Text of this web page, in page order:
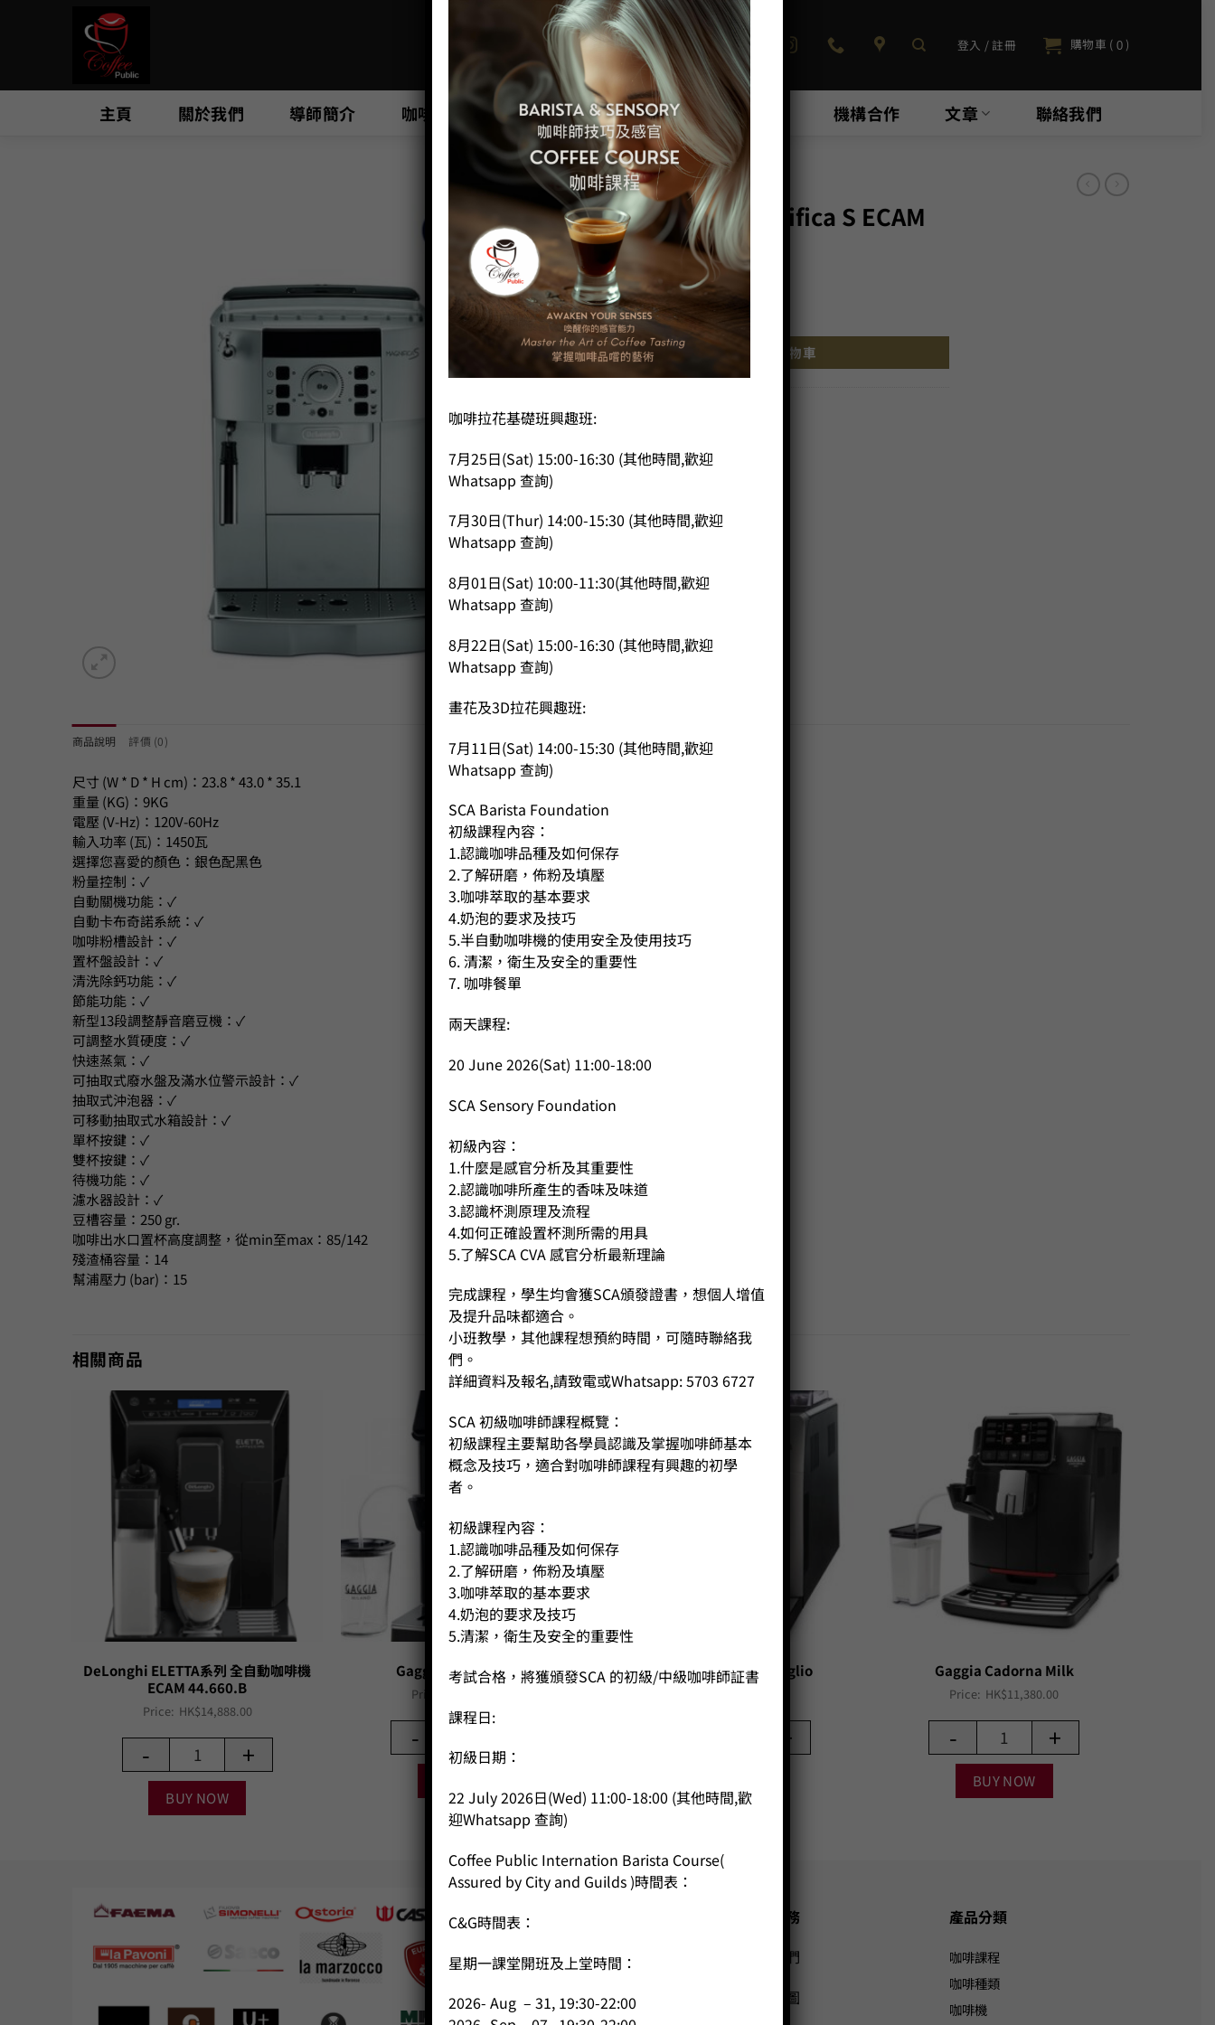
登入 / 註冊 購物車 ( 0 )
主頁 關於我們 導師簡介 咖啡班/工作坊 商店 優惠最新產品推介 機構合作 文章 聯絡我們
首頁 / 咖啡機 / 全自動咖啡機
DeLonghi Magnifica S ECAM
22.110.SB
HK$5,888.00
DeLonghi Magnifica S ECAM 22.110.SB 數量
加入購物車
商品說明 評價 (0)
尺寸 (W * D * H cm)：23.8 * 43.0 * 35.1
重量 (KG)：9KG
電壓 (V-Hz)：120V-60Hz
輸入功率 (瓦)：1450瓦
選擇您喜愛的顏色：銀色配黑色
粉量控制：✓
自動關機功能：✓
自動卡布奇諾系統：✓
咖啡粉槽設計：✓
置杯盤設計：✓
清洗除鈣功能：✓
節能功能：✓
新型13段調整靜音磨豆機：✓
可調整水質硬度：✓
快速蒸氣：✓
可抽取式廢水盤及滿水位警示設計：✓
抽取式沖泡器：✓
可移動抽取式水箱設計：✓
單杯按鍵：✓
雙杯按鍵：✓
待機功能：✓
濾水器設計：✓
豆槽容量：250 gr.
咖啡出水口置杯高度調整，從min至max：85/142
殘渣桶容量：14
幫浦壓力 (bar)：15
相關商品
DeLonghi ELETTA系列 全自動咖啡機
ECAM 44.660.B
Price: HK$14,888.00
- +
BUY NOW
Gaggia Magenta Milk
Price:
-
Gaggia Milano Naviglio
+
Gaggia Cadorna Milk
Price: HK$11,380.00
- +
BUY NOW
主頁
導師簡介
客戶服務
聯絡我們
網站地圖
產品分類
咖啡課程
咖啡種類
咖啡機
咖啡拉花基礎班興趣班:
7月25日(Sat) 15:00-16:30 (其他時間,歡迎
Whatsapp 查詢)
7月30日(Thur) 14:00-15:30 (其他時間,歡迎
Whatsapp 查詢)
8月01日(Sat) 10:00-11:30(其他時間,歡迎
Whatsapp 查詢)
8月22日(Sat) 15:00-16:30 (其他時間,歡迎
Whatsapp 查詢)
畫花及3D拉花興趣班:
7月11日(Sat) 14:00-15:30 (其他時間,歡迎
Whatsapp 查詢)
SCA Barista Foundation
初級課程內容：
1.認識咖啡品種及如何保存
2.了解研磨，佈粉及填壓
3.咖啡萃取的基本要求
4.奶泡的要求及技巧
5.半自動咖啡機的使用安全及使用技巧
6. 清潔，衛生及安全的重要性
7. 咖啡餐單
兩天課程:
20 June 2026(Sat) 11:00-18:00
SCA Sensory Foundation
初級內容：
1.什麼是感官分析及其重要性
2.認識咖啡所產生的香味及味道
3.認識杯測原理及流程
4.如何正確設置杯測所需的用具
5.了解SCA CVA 感官分析最新理論
完成課程，學生均會獲SCA頒發證書，想個人增值
及提升品味都適合。
小班教學，其他課程想預約時間，可隨時聯絡我
們。
詳細資料及報名,請致電或Whatsapp: 5703 6727
SCA 初級咖啡師課程概覽：
初級課程主要幫助各學員認識及掌握咖啡師基本
概念及技巧，適合對咖啡師課程有興趣的初學
者。
初級課程內容：
1.認識咖啡品種及如何保存
2.了解研磨，佈粉及填壓
3.咖啡萃取的基本要求
4.奶泡的要求及技巧
5.清潔，衛生及安全的重要性
考試合格，將獲頒發SCA 的初級/中級咖啡師証書
課程日:
初級日期：
22 July 2026日(Wed) 11:00-18:00 (其他時間,歡
迎Whatsapp 查詢)
Coffee Public Internation Barista Course(
Assured by City and Guilds )時間表：
C&G時間表：
星期一課堂開班及上堂時間：
2026- Aug – 31, 19:30-22:00